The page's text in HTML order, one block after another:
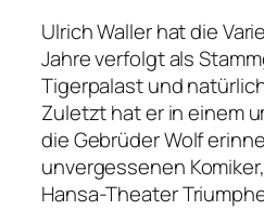
Ulrich Waller hat die
Jahre verfolgt als
Tigerpalast und
Zuletzt hat er in einem
die Gebrüder Wolf
unvergessenen
Hansa-Theater